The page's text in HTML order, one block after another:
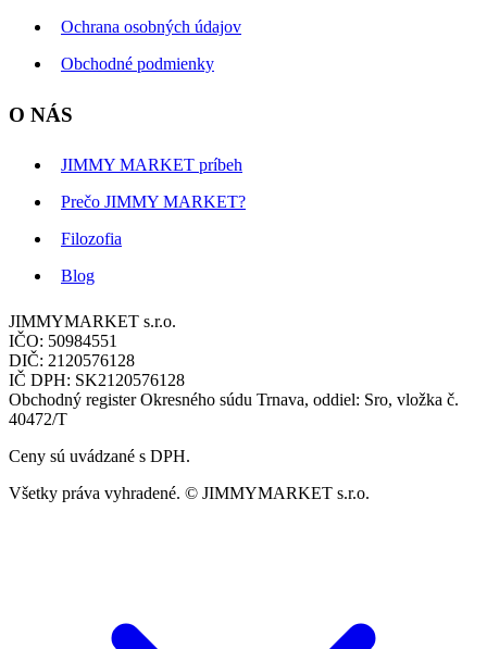
Ochrana osobných údajov
Obchodné podmienky
O NÁS
JIMMY MARKET príbeh
Prečo JIMMY MARKET?
Filozofia
Blog
JIMMYMARKET s.r.o.
IČO: 50984551
DIČ: 2120576128
IČ DPH: SK2120576128
Obchodný register Okresného súdu Trnava, oddiel: Sro, vložka č.
40472/T
Ceny sú uvádzané s DPH.
Všetky práva vyhradené. © JIMMYMARKET s.r.o.